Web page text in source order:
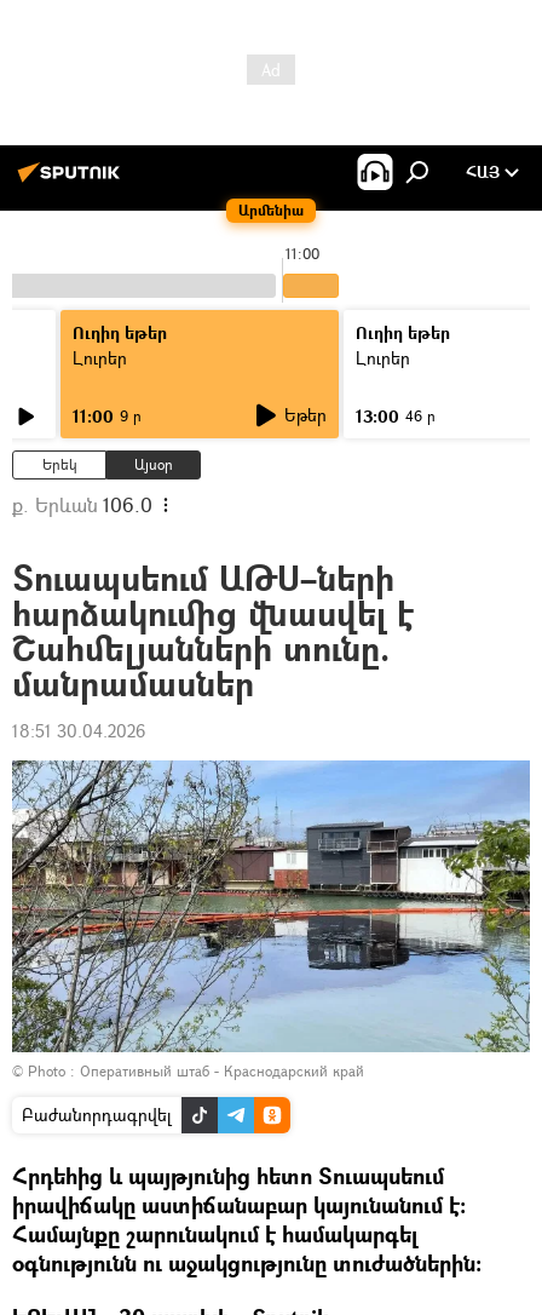
Արմենիա
ՀԱՅ
11:00
Ուղիղ եթեր
Լուրեր
11:00 9 ր Եթեր
Ուղիղ եթեր
Լուրեր
13:00 46 ր
Երեկ Այսօր
ք. Երևան 106.0
Տուապսեում ԱԹՍ–ների
հարձակումից վնասվել է
Շահմելյանների տունը.
մանրամասներ
18:51 30.04.2026
© Photo : Оперативный штаб - Краснодарский край
Բաժանորդագրվել
Հրդեհից և պայթյունից հետո Տուապսեում
իրավիճակը աստիճանաբար կայունանում է:
Համայնքը շարունակում է համակարգել
օգնությունն ու աջակցությունը տուժածներին: